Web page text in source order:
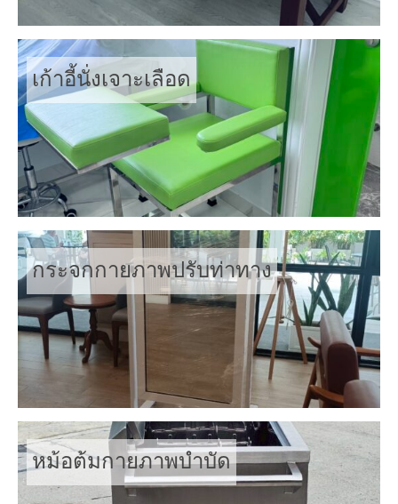
เก้าอี้นั่งเจาะเลือด
กระจกกายภาพปรับท่าทาง
หม้อต้มกายภาพบำบัด